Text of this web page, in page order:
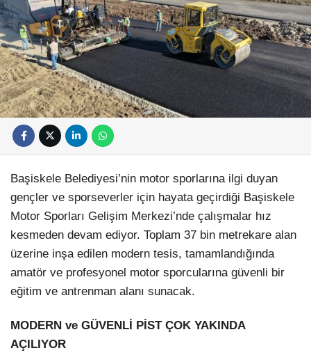
Başiskele Belediyesi’nin motor sporlarına ilgi duyan
gençler ve sporseverler için hayata geçirdiği Başiskele
Motor Sporları Gelişim Merkezi’nde çalışmalar hız
kesmeden devam ediyor. Toplam 37 bin metrekare alan
üzerine inşa edilen modern tesis, tamamlandığında
amatör ve profesyonel motor sporcularına güvenli bir
eğitim ve antrenman alanı sunacak.
MODERN ve GÜVENLİ PİST ÇOK YAKINDA
AÇILIYOR